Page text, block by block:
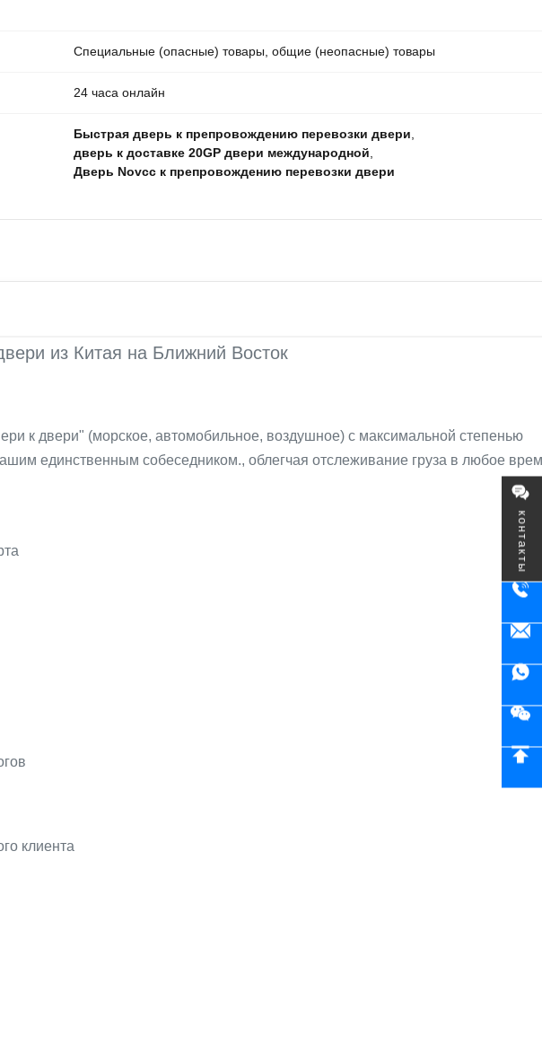
контакты
Специальные (опасные) товары, общие (неопасные) товары
24 часа онлайн
Быстрая дверь к препровождению перевозки двери
дверь к доставке 20GP двери международной
Дверь Novcc к препровождению перевозки двери
из Китая на Ближний Восток
к двери" (морское, автомобильное, воздушное) с максимальной степенью
единственным собеседником., облегчая отслеживание груза в любое
клиента